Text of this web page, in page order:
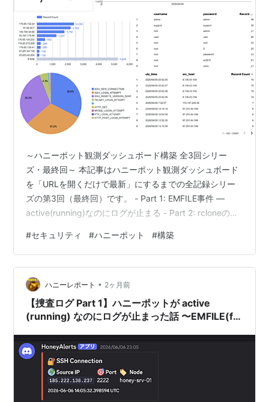
～ハニーポット観測ダッシュボード構築 全3回シリー
ズ・最終回～ 本記事はハニーポット観測ダッシュボード
を「URLを開くだけで最新」にするまでの全記録シリー
ズの第3回（最終回）です。 - Part 1: EMFILE事件 —
active(running)なのにログが止まる - Part 2: rcloneの
Script + Looker Studio でダッシュボード構築 はじめに
Part 1・Part 2で、ローカルのログ記録とGoogle Driveバ
ックアップが安定しました。いよいよ本題、ブラウザで
URLを開くだけでそ…
#セキュリティ #ハニーポット #構築
ハニーレポート • 2ヶ月前
【捜査ログ Part 1】ハニーポットが active
(running) なのにログが止まった話 〜EMFILE(fd